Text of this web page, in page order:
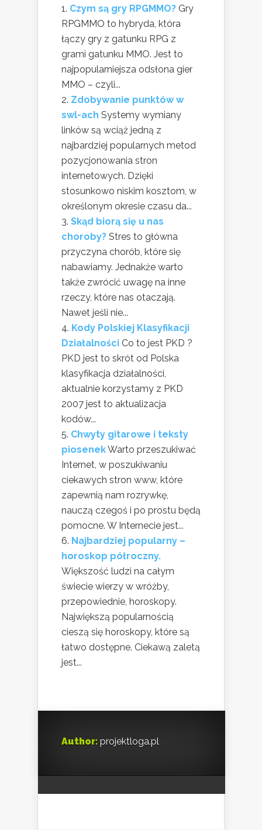
Czym są gry RPGMMO? Gry
RPGMMO to hybryda, która
łączy gry z gatunku RPG z
grami gatunku MMO. Jest to
najpopularniejsza odsłona gier
MMO – czyli...
Zdobywanie punktów w
swl-ach Systemy wymiany
linków są wciąż jedną z
najbardziej popularnych metod
pozycjonowania stron
internetowych. Dzięki
stosunkowo niskim kosztom, w
określonym okresie czasu da...
Skąd biorą się u nas
choroby? Stres to główna
przyczyna chorób, które się
nabawiamy. Jednakże warto
także zwrócić uwagę na inne
rzeczy, które nas otaczają.
Nawet jeśli nie...
Kody Polskiej Klasyfikacji
Działalności Co to jest PKD ?
PKD jest to skrót od Polska
klasyfikacja działalności,
aktualnie korzystamy z PKD
2007 jest to aktualizacja
kodów...
Chwyty gitarowe i teksty
piosenekWarto przeszukiwać
Internet, w poszukiwaniu
ciekawych stron www, które
zapewnią nam rozrywkę,
nauczą czegoś i po prostu będą
pomocne. W Internecie jest...
Najbardziej popularny –
horoskop półroczny.
Większość ludzi na całym
świecie wierzy w wróżby,
przepowiednie, horoskopy.
Największą popularnością
cieszą się horoskopy, które są
łatwo dostępne. Ciekawą zaletą
jest...
Author: projektloga.pl